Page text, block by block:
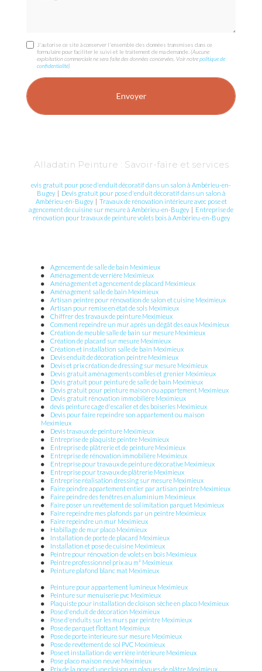
J'autorise ce site à conserver l'ensemble des données transmises dans ce
formulaire pour faciliter le suivi et le traitement de ma demande.(Aucune
exploitation commerciale ne sera faite des données concervées. Voir notrepolitique de
confidentialité)
Alladatin Peinture : Savoir-faire et services
evis gratuit pour pose d'enduit décoratif dans un salon à Ambérieu-en-
Bugey| Devis gratuit pour pose d'enduit décoratif dans un salon à
Ambérieu-en-Bugey| Travaux de rénovation intérieure avec pose et
agencement de cuisine sur mesure à Ambérieu-en-Bugey| Entreprise de
rénovation pour travaux de peinture volets bois à Ambérieu-en-Bugey
Agencement de salle de bain Meximieux
Aménagement de verrière Meximieux
Aménagement et agencement de placard Meximieux
Aménagement salle de bain Meximieux
Artisan peintre pour rénovation de salon et cuisine Meximieux
Artisan pour remise en état de sols Meximieux
Chiffrer des travaux de peinture Meximieux
Comment repeindre un mur après un dégât des eaux Meximieux
Création de meuble salle de bain sur mesure Meximieux
Création de placard sur mesure Meximieux
Création et installation salle de bain Meximieux
Devis enduit de décoration peintre Meximieux
Devis et prix création de dressing sur mesure Meximieux
Devis gratuit aménagements combles et grenier Meximieux
Devis gratuit pour peinture de salle de bain Meximieux
Devis gratuit pour peinture maison ou appartement Meximieux
Devis gratuit rénovation immobilière Meximieux
devis peinture cage d'escalier et des boiseries Meximieux
Devis pour faire repeindre son appartement ou maison
Meximieux
Devis travaux de peinture Meximieux
Entreprise de plaquiste peintre Meximieux
Entreprise de plâtrerie et de peinture Meximieux
Entreprise de rénovation immobilière Meximieux
Entreprise pour travaux de peinture décorative Meximieux
Entreprise pour travaux de plâtrerie Meximieux
Entreprise réalisation dressing sur mesure Meximieux
Faire peindre appartement entier par artisan peintre Meximieux
Faire peindre des fenêtres en aluminium Meximieux
Faire poser un revêtement de sol imitation parquet Meximieux
Faire repeindre mes plafonds par un peintre Meximieux
Faire repeindre un mur Meximieux
Habillage de mur placo Meximieux
Installation de porte de placard Meximieux
Installation et pose de cuisine Meximieux
Peintre pour rénovation de volets en bois Meximieux
Peintre professionnel prix au m² Meximieux
Peinture plafond blanc mat Meximieux
Peinture pour appartement lumineux Meximieux
Peinture sur menuiserie pvc Meximieux
Plaquiste pour installation de cloison sèche en placo Meximieux
Pose d'enduit de décoration Meximieux
Pose d'enduits sur les murs par peintre Meximieux
Pose de parquet flottant Meximieux
Pose de porte interieure sur mesure Meximieux
Pose de revêtement de sol PVC Meximieux
Pose et installation de verrière intérieure Meximieux
Pose placo maison neuve Meximieux
Prix de la pose d'une cloison en plaques de plâtre Meximieux